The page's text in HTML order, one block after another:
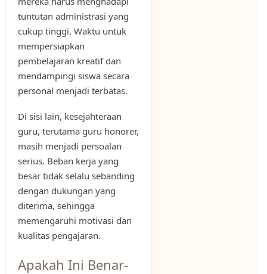
tuntutan administrasi yang
cukup tinggi. Waktu untuk
mempersiapkan
pembelajaran kreatif dan
mendampingi siswa secara
personal menjadi terbatas.
Di sisi lain, kesejahteraan
guru, terutama guru honorer,
masih menjadi persoalan
serius. Beban kerja yang
besar tidak selalu sebanding
dengan dukungan yang
diterima, sehingga
memengaruhi motivasi dan
kualitas pengajaran.
Apakah Ini Benar-